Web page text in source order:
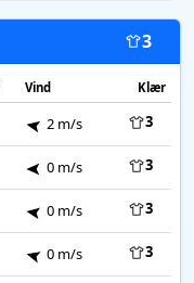
3
Vind Klær
2 m/s 3
0 m/s 3
0 m/s 3
0 m/s 3